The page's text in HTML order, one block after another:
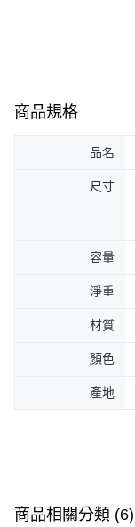
商品規格
品名
尺寸
容量
淨重
材質
顏色
產地
商品相關分類 (6)